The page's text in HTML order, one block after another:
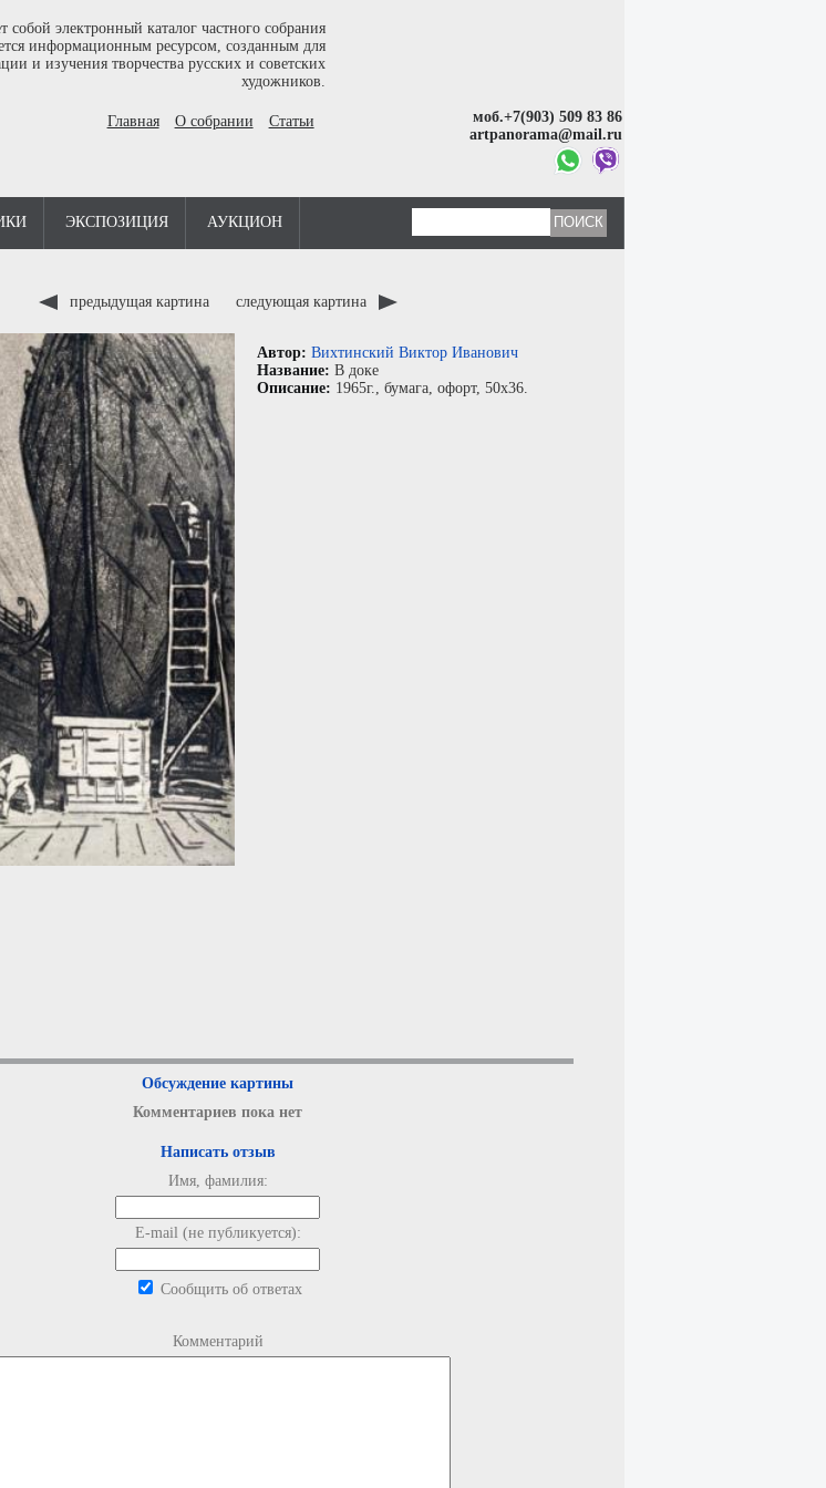
собой электронный каталог частного собрания
информационным ресурсом, созданным для
и изучения творчества русских и советских
художников.
Главная О собрании Статьи
моб.+7(903) 509 83 86
artpanorama@mail.ru
ЭКСПОЗИЦИЯ АУКЦИОН
предыдущая картина следующая картина
Автор: Вихтинский Виктор Иванович
Название: В доке
Описание: 1965г., бумага, офорт, 50x36.
Обсуждение картины
Комментариев пока нет
Написать отзыв
Имя, фамилия:
E-mail (не публикуется):
Сообщить об ответах
Комментарий